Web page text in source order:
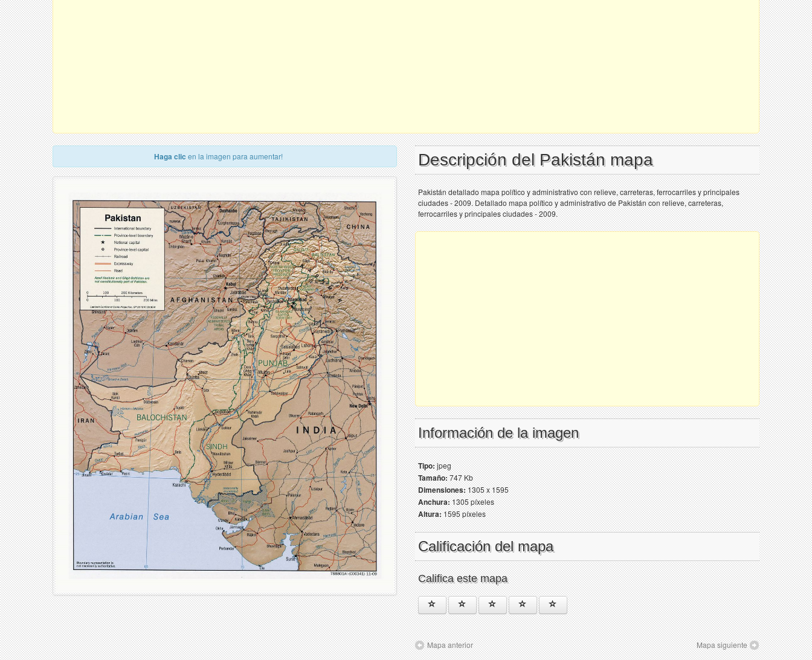
Haga clic en la imagen para aumentar! Descripción del Pakistán mapa
Pakistán detallado mapa político y administrativo con relieve, carreteras, ferrocarriles y principales
ciudades - 2009. Detallado mapa político y administrativo de Pakistán con relieve, carreteras,
ferrocarriles y principales ciudades - 2009.
Información de la imagen
Tipo:jpeg
Tamaño:747 Kb
Dimensiones:1305 x 1595
Anchura:1305 píxeles
Altura:1595 píxeles
Calificación del mapa
Califica este mapa
Mapa anterior Mapa siguiente